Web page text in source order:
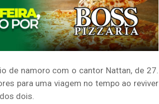
de namoro com o cantor Nattan, de 27.
para uma viagem no tempo ao reviver
dois.